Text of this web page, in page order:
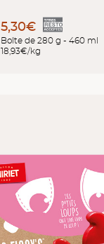
5,30€
Boîte de 280 g - 460 ml
18,93€/kg